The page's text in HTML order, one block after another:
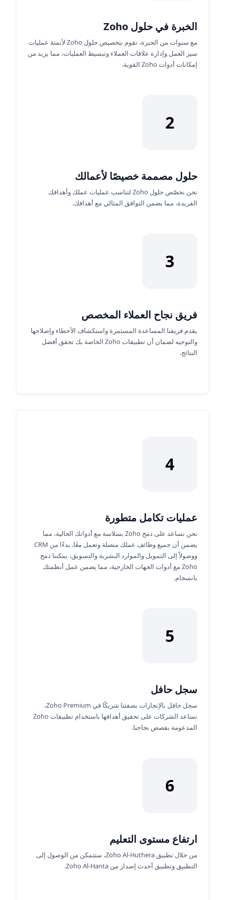
الخبرة في حلول Zoho
مع سنوات من الخبرة، نقوم بتخصيص حلول Zoho لأتمتة عمليات
سير العمل وإدارة علاقات العملاء وتبسيط العمليات، مما يزيد من
إمكانات أدوات Zoho القوية.
2
حلول مصممة خصيصًا لأعمالك
نحن نخصّص حلول Zoho لتناسب عمليات عملك وأهدافك
الفريدة، مما يضمن التوافق المثالي مع أهدافك.
3
فريق نجاح العملاء المخصص
يقدم فريقنا المساعدة المستمرة واستكشاف الأخطاء وإصلاحها
والتوجيه لضمان أن تطبيقات Zoho الخاصة بك تحقق أفضل
النتائج.
4
عمليات تكامل متطورة
نحن نساعد على دمج Zoho بسلاسة مع أدواتك الحالية، مما
يضمن أن جميع وظائف عملك متصلة وتعمل معًا. بدءًا من CRM
ووصولاً إلى التمويل والموارد البشرية والتسويق، يمكننا دمج
Zoho مع أدوات الجهات الخارجية، مما يضمن عمل أنظمتك
بانسجام.
5
سجل حافل
سجل حافل بالإنجازات بصفتنا شريكًا في Zoho Premium،
نساعد الشركات على تحقيق أهدافها باستخدام تطبيقات Zoho
المدعومة بقصص نجاحنا.
6
ارتفاع مستوى التعليم
من خلال تطبيق Zoho Al-Huthera، ستتمكن من الوصول إلى
التطبيق وتطبيق أحدث إصدار من Zoho Al-Hanta.